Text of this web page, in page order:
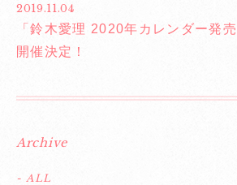
2019.11.04
「鈴木愛理 2020年カレンダー発
開催決定！
Archive
- ALL